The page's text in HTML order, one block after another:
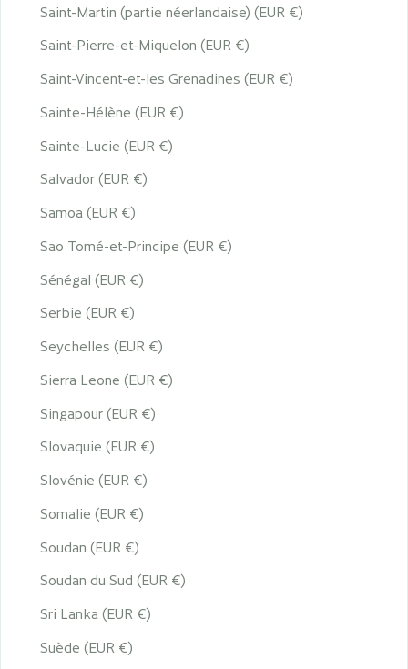
Saint-Martin (partie néerlandaise) (EUR €)
Saint-Pierre-et-Miquelon (EUR €)
Saint-Vincent-et-les Grenadines (EUR €)
Sainte-Hélène (EUR €)
Sainte-Lucie (EUR €)
Salvador (EUR €)
Samoa (EUR €)
Sao Tomé-et-Principe (EUR €)
Sénégal (EUR €)
Serbie (EUR €)
Seychelles (EUR €)
Sierra Leone (EUR €)
Singapour (EUR €)
Slovaquie (EUR €)
Slovénie (EUR €)
Somalie (EUR €)
Soudan (EUR €)
Soudan du Sud (EUR €)
Sri Lanka (EUR €)
Suède (EUR €)